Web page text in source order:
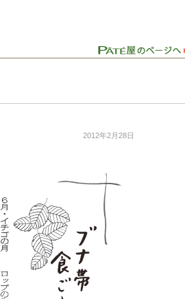
2012年2月28日